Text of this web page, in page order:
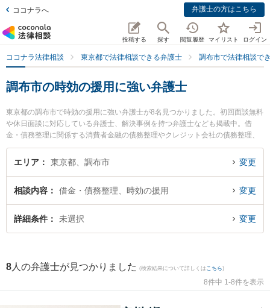
ココナラへ 弁護士の方はこちら
投稿する 探す 閲覧履歴 マイリスト ログイン
ココナラ法律相談 東京都で法律相談できる弁護士 調布市で法律相談で
調布市の時効の援用に強い弁護士
東京都の調布市で時効の援用に強い弁護士が8名見つかりました。初回面談無料
や休日面談に対応している弁護士、解決事例を持つ弁護士なども掲載中。借
金・債務整理に関係する消費者金融の債務整理やクレジット会社の債務整理、
リボ払いの債務整理等の細かな分野での絞り込み検索もでき便利です。特に調
布武蔵野の森法律事務所の安川 愼二弁護士や多摩オアシス法律事務所の小松 雅
時効の援用のトラブルを今すぐに弁護士に相談したい』『時効の援用のトラブ
ル解決の実績豊富な近くの弁護士を検索したい』『初回相談無料で時効の援用
を法律相談できる調布市内の弁護士に相談予約したい』などでお困りの相談者
エリア 東京都、調布市 変更
相談内容 借金・債務整理、時効の援用 変更
詳細条件 未選択 変更
8 人の弁護士が見つかりました (検索結果について詳しくは こちら)
8件中 1-8件を表示